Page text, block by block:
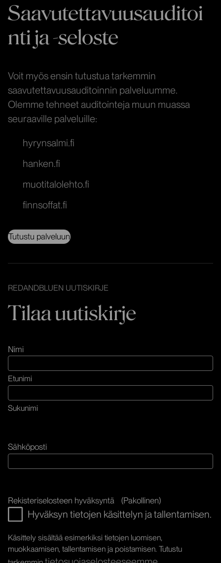
Saavutettavuusauditoi
nti ja -seloste
Voit myös ensin tutustua tarkemmin
saavutettavuusauditoinnin palveluumme.
Olemme tehneet auditointeja muun muassa
seuraaville palveluille:
hyrynsalmi.fi
hanken.fi
muotitalolehto.fi
finnsoffat.fi
Tutustu palveluun
REDANDBLUEN UUTISKIRJE
Tilaa uutiskirje
Nimi
Etunimi
Sukunimi
Sähköposti
Rekisteriselosteen hyväksyntä (Pakollinen)
Hyväksyn tietojen käsittelyn ja tallentamisen.
Käsittely sisältää esimerkiksi tietojen luomisen,
muokkaamisen, tallentamisen ja poistamisen. Tutustu